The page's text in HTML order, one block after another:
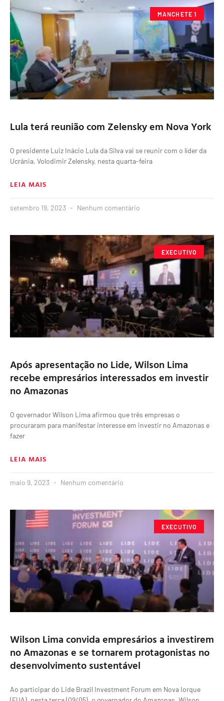
MANCHETE 1
Lula terá reunião com Zelensky em Nova York
O presidente Luiz Inácio Lula da Silva vai se reunir com o líder da
Ucrânia, Volodimir Zelensky, nesta quarta-feira
LEIA MAIS
setembro 19, 2023 Nenhum comentário
EXECUTIVO
Após apresentação no Lide, Wilson Lima
recebe empresários interessados em investir
no Amazonas
O governador Wilson Lima afirmou que três empresas o
procuraram para manifestar interesse em investir no Amazonas e
fazer
LEIA MAIS
maio 9, 2023 Nenhum comentário
EXECUTIVO
Wilson Lima convida empresários a investirem
no Amazonas e se tornarem protagonistas no
desenvolvimento sustentável
Ao participar do Lide Brazil Investment Forum em Nova Iorque